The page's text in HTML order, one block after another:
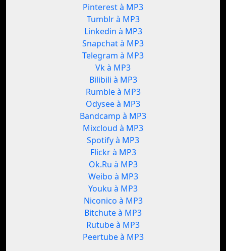
Pinterest à MP3
Tumblr à MP3
Linkedin à MP3
Snapchat à MP3
Telegram à MP3
Vk à MP3
Bilibili à MP3
Rumble à MP3
Odysee à MP3
Bandcamp à MP3
Mixcloud à MP3
Spotify à MP3
Flickr à MP3
Ok.Ru à MP3
Weibo à MP3
Youku à MP3
Niconico à MP3
Bitchute à MP3
Rutube à MP3
Peertube à MP3